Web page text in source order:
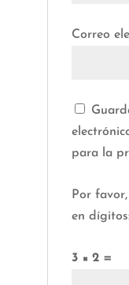
Correo
para la
Por
en
3 × 2 =